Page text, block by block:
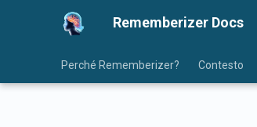
Rememberizer Docs
Perché Rememberizer? Contesto